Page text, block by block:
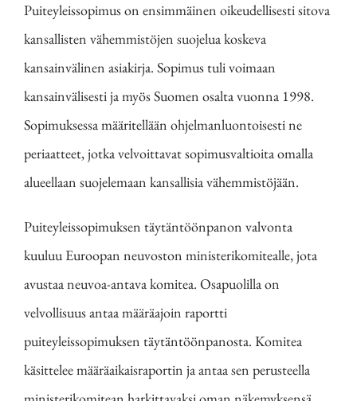
Puiteyleissopimus on ensimmäinen oikeudellisesti sitova
kansallisten vähemmistöjen suojelua koskeva
kansainvälinen asiakirja. Sopimus tuli voimaan
kansainvälisesti ja myös Suomen osalta vuonna 1998.
Sopimuksessa määritellään ohjelmanluontoisesti ne
periaatteet, jotka velvoittavat sopimusvaltioita omalla
alueellaan suojelemaan kansallisia vähemmistöjään.
Puiteyleissopimuksen täytäntöönpanon valvonta
kuuluu Euroopan neuvoston ministerikomitealle, jota
avustaa neuvoa-antava komitea. Osapuolilla on
velvollisuus antaa määräajoin raportti
puiteyleissopimuksen täytäntöönpanosta. Komitea
käsittelee määräaikaisraportin ja antaa sen perusteella